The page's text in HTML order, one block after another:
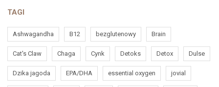
TAGI
Ashwagandha B12 bezglutenowy Brain
Cat's Claw Chaga Cynk Detoks Detox Dulse
Dzika jagoda EPA/DHA essential oxygen jovial